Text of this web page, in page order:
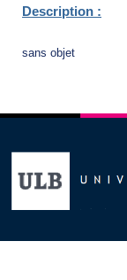
Description :
sans objet